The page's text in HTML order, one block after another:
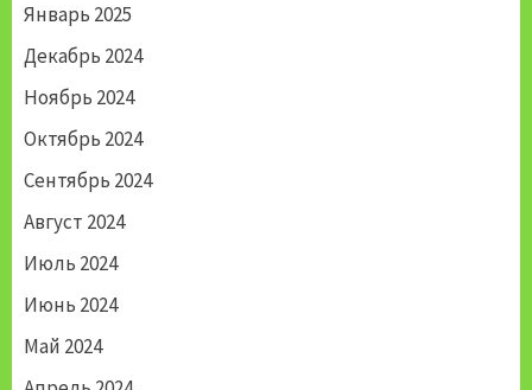
Январь 2025
Декабрь 2024
Ноябрь 2024
Октябрь 2024
Сентябрь 2024
Август 2024
Июль 2024
Июнь 2024
Май 2024